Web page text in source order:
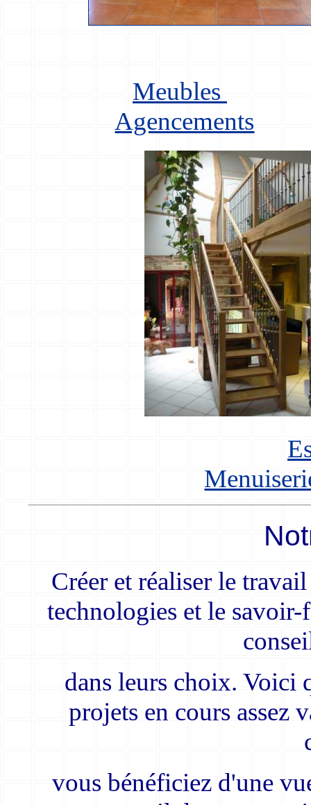
Meubles
Agencements
Créer et réaliser le
technologies et le
dans leurs choix. Voici
projets en cours assez
vous bénéficiez d'une